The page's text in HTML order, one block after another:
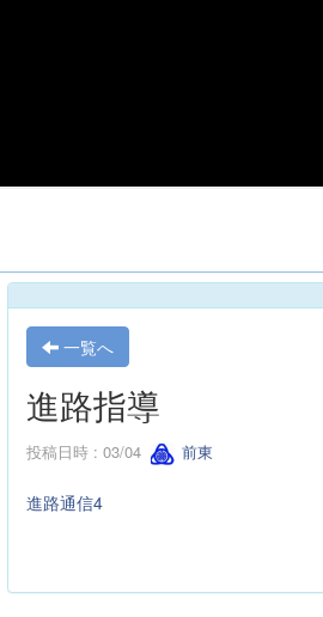
一覧へ
進路指導
投稿日時 : 03/04 前東
進路通信4